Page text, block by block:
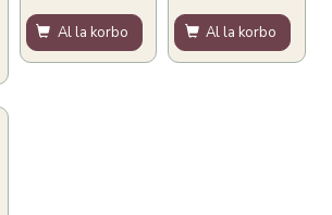
Al la korbo Al la korbo